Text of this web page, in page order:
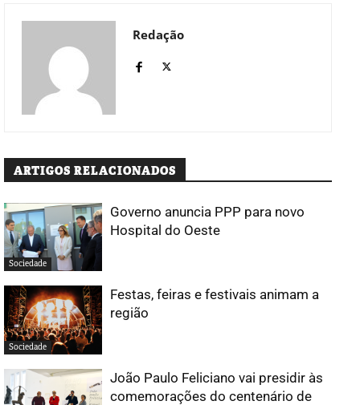
Redação
ARTIGOS RELACIONADOS
Sociedade
Governo anuncia PPP para novo
Hospital do Oeste
Sociedade
Festas, feiras e festivais animam a
região
João Paulo Feliciano vai presidir às
comemorações do centenário de